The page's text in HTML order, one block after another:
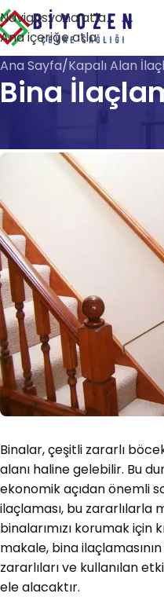
Navigasyona atla
Ana içeriğe atla
Ana Sayfa Kapalı Alan
Bina
KAPALI
Binalar, çeşitli zararlı
alanı haline gelebilir. Bu
ekonomik açıdan önemli
ilaçlaması, bu zararlılarla
binalarımızı korumak
makale, bina
zararlıları ve kullanılan
ele alacaktır.